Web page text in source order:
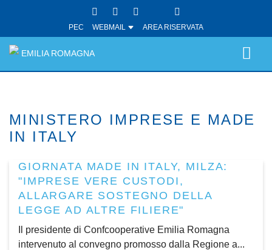
PEC WEBMAIL AREA RISERVATA
EMILIA ROMAGNA
MINISTERO IMPRESE E MADE
IN ITALY
GIORNATA MADE IN ITALY, MILZA:
"IMPRESE VERE CUSTODI,
ALLARGARE SOSTEGNO DELLA
LEGGE AD ALTRE FILIERE"
Il presidente di Confcooperative Emilia Romagna
intervenuto al convegno promosso dalla Regione a...